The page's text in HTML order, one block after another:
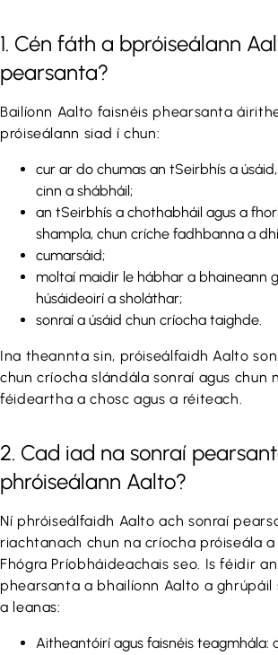
1. Cén fáth a bpróiseálann
pearsanta?
Bailíonn Aalto faisnéis phearsanta
próiseálann siad í chun:
cur ar do chumas an tSeirbhís a
cinn a shábháil;
an tSeirbhís a chothabháil agus a
shampla, chun críche fadhbanna a
cumarsáid;
moltaí maidir le hábhar a bhaineann
húsáideoirí a sholáthar;
sonraí a úsáid chun críocha taighde.
Ina theannta sin, próiseálfaidh Aalto
chun críocha slándála sonraí agus chun
féideartha a chosc agus a réiteach.
2. Cad iad na sonraí
phróiseálann Aalto?
Ní phróiseálfaidh Aalto ach sonraí
riachtanach chun na críocha próiseála
Fhógra Príobháideachais seo. Is féidir
phearsanta a bhailíonn Aalto a ghrúpáil
a leanas:
Aitheantóirí agus faisnéis teagmhála: